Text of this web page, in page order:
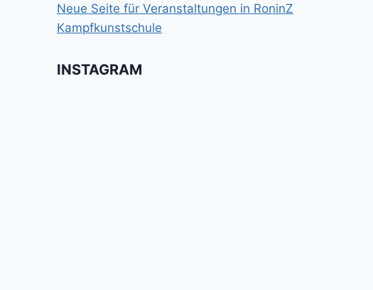
Neue Seite für Veranstaltungen in RoninZ
Kampfkunstschule
INSTAGRAM